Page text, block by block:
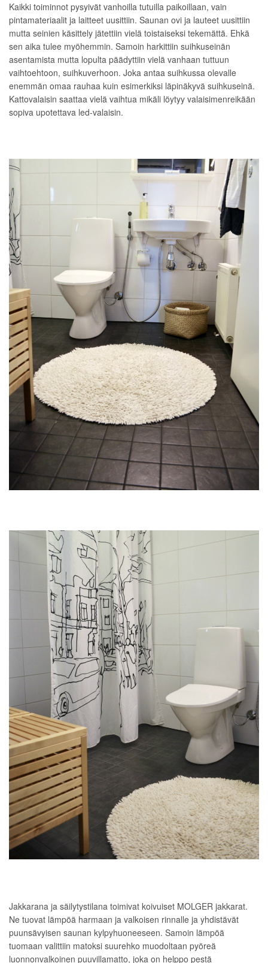
Kaikki toiminnot pysyivät vanhoilla tutuilla paikoillaan, vain
pintamateriaalit ja laitteet uusittiin. Saunan ovi ja lauteet uusittiin
mutta seinien käsittely jätettiin vielä toistaiseksi tekemättä. Ehkä
sen aika tulee myöhemmin. Samoin harkittiin suihkuseinän
asentamista mutta lopulta päädyttiin vielä vanhaan tuttuun
vaihtoehtoon, suihkuverhoon. Joka antaa suihkussa olevalle
enemmän omaa rauhaa kuin esimerkiksi läpinäkyvä suihkuseinä.
Kattovalaisin saattaa vielä vaihtua mikäli löytyy valaisimenreikään
sopiva upotettava led-valaisin.
Jakkarana ja säilytystilana toimivat koivuiset MOLGER jakkarat.
Ne tuovat lämpöä harmaan ja valkoisen rinnalle ja yhdistävät
puunsävyisen saunan kylpyhuoneeseen. Samoin lämpöä
tuomaan valittiin matoksi suurehko muodoltaan pyöreä
luonnonvalkoinen puuvillamatto, joka on helppo pestä